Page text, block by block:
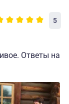
5
Ответы на